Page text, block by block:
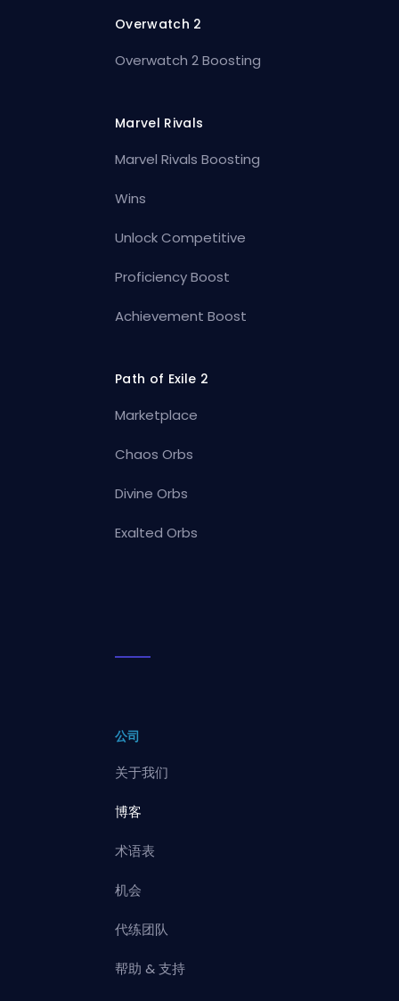
Overwatch 2
Overwatch 2 Boosting
Marvel Rivals
Marvel Rivals Boosting
Wins
Unlock Competitive
Proficiency Boost
Achievement Boost
Path of Exile 2
Marketplace
Chaos Orbs
Divine Orbs
Exalted Orbs
公司
关于我们
博客
术语表
机会
代练团队
帮助 & 支持